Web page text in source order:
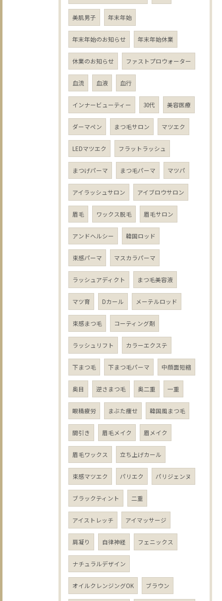
美肌男子 年末年始
年末年始のお知らせ 年末年始休業
休業のお知らせ ファストプロウォーター
血流 血液 血行
インナービューティー 30代 美容医療
ダーマペン まつ毛サロン マツエク
LEDマツエク フラットラッシュ
まつげパーマ まつ毛パーマ マツパ
アイラッシュサロン アイブロウサロン
眉毛 ワックス脱毛 眉毛サロン
アンドヘルシー 韓国ロッド
束感パーマ マスカラパーマ
ラッシュアディクト まつ毛美容液
マツ育 Dカール メーテルロッド
束感まつ毛 コーティング剤
ラッシュリフト カラーエクステ
下まつ毛 下まつ毛パーマ 中顔面短縮
奥目 逆さまつ毛 奥二重 一重
眼精疲労 まぶた痩せ 韓国風まつ毛
間引き 眉毛メイク 眉メイク
眉毛ワックス 立ち上げカール
束感マツエク パリエク パリジェンヌ
ブラックティント 二重
アイストレッチ アイマッサージ
肩凝り 自律神経 フェニックス
ナチュラルデザイン
オイルクレンジングOK ブラウン